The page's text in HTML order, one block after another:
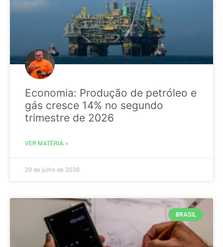
Economia: Produção de petróleo e
gás cresce 14% no segundo
trimestre de 2026
VER MATÉRIA »
29 de julho de 2026
BRASIL